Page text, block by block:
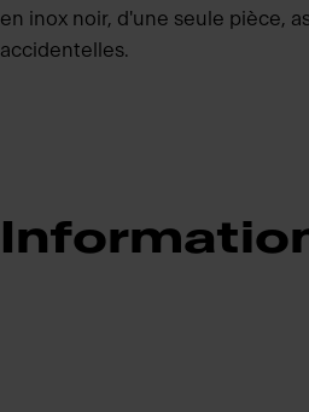
en inox noir, d'une seule pièce,
accidentelles.